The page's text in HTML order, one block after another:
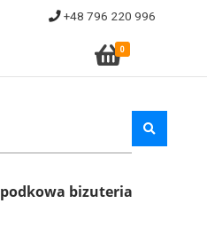
+48 796 220 996
0
podkowa bizuteria